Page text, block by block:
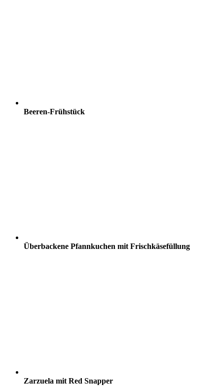
Beeren-Frühstück
Überbackene Pfannkuchen mit Frischkäsefüllung
Zarzuela mit Red Snapper